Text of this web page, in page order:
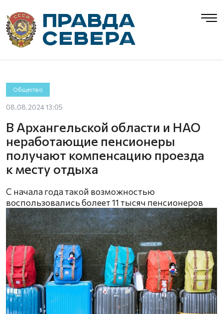
Общество
08.08.2024 13:05
В Архангельской области и НАО
неработающие пенсионеры
получают компенсацию проезда
к месту отдыха
С начала года такой возможностью
воспользовались болеет 11 тысяч пенсионеров